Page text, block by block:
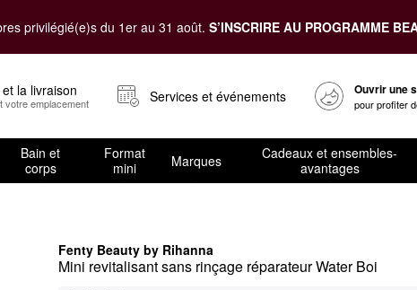
privilégié(e)s du 1er au 31 août. S’INSCRIRE AU PROGRAMME
la livraison
votre emplacement Services et événements Ouvrir une
pour profiter
Bain et
corps
Format
mini
Marques
Cadeaux et ensembles-
avantages
Fenty Beauty by Rihanna
Mini revitalisant sans rinçage réparateur Water Boi